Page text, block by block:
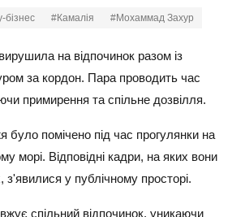
бізнес #Камалія #Мохаммад Захур
на відпочинок разом із
за кордон. Пара проводить час
примирення та спільне дозвілля.
помічено під час прогулянки на
морі. Відповідні кадри, на яких вони
з'явилися у публічному просторі.
спільний відпочинок, уникаючи